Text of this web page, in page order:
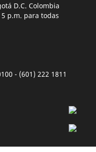
D.C. Colombia
p.m. para todas
- (601) 222 1811